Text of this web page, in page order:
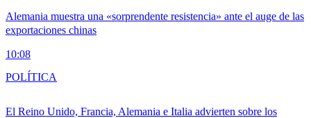
Alemania muestra una «sorprendente resistencia» ante el auge de las
exportaciones chinas
10:08
El Reino Unido, Francia, Alemania e Italia advierten sobre los
POLÍTICA